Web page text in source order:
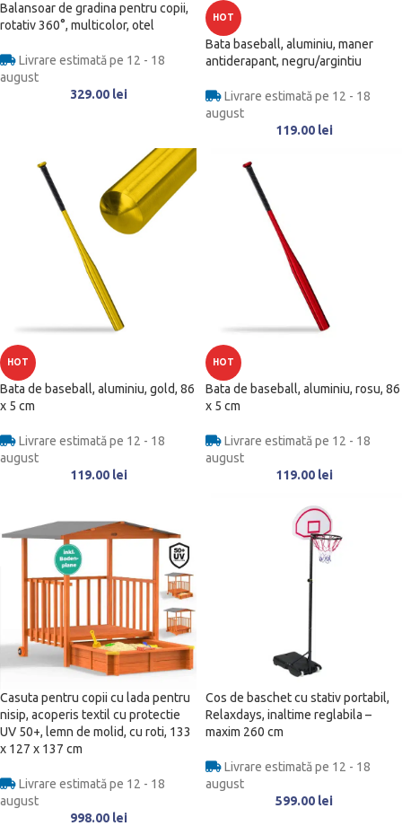
Balansoar de gradina pentru copii,
rotativ 360°, multicolor, otel
Livrare estimată pe 12 - 18
august
329.00 lei
HOT
Bata baseball, aluminiu, maner
antiderapant, negru/argintiu
Livrare estimată pe 12 - 18
august
119.00 lei
HOT
Bata de baseball, aluminiu, gold, 86
x 5 cm
Livrare estimată pe 12 - 18
august
119.00 lei
HOT
Bata de baseball, aluminiu, rosu, 86
x 5 cm
Livrare estimată pe 12 - 18
august
119.00 lei
Casuta pentru copii cu lada pentru
nisip, acoperis textil cu protectie
UV 50+, lemn de molid, cu roti, 133
x 127 x 137 cm
Livrare estimată pe 12 - 18
august
998.00 lei
Cos de baschet cu stativ portabil,
Relaxdays, inaltime reglabila –
maxim 260 cm
Livrare estimată pe 12 - 18
august
599.00 lei